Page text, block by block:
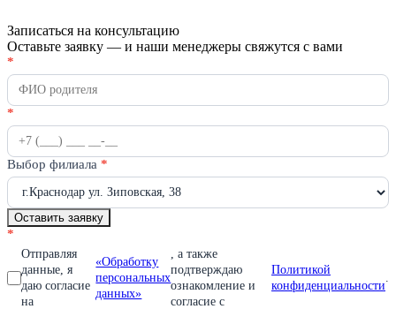
Записаться на консультацию
Оставьте заявку — и наши менеджеры свяжутся с вами
Получить
консультацию
*
*
Выбор филиала *
Оставить заявку
*
Отправляя
данные, я
даю согласие
на
«Обработку
персональных
данных»
, а также
подтверждаю
ознакомление и
согласие с
Политикой
конфиденциальности
.
Если
вы
человек,
оставьте
это
поле
пустым.